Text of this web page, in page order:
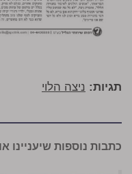
תגיות: ניצה הלוי
כתבות נוספות שיעניינו